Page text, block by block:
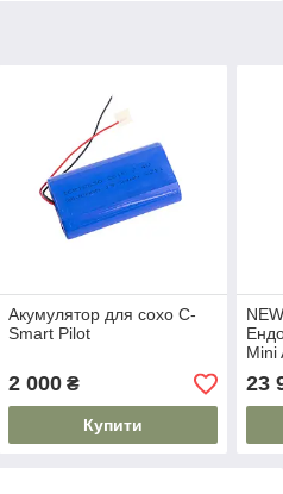
Акумулятор для coxo C-
Smart Pilot
2 000₴
Купити
Mini
Mini
23